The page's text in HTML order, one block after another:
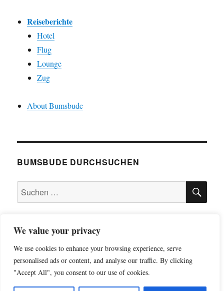
We value your privacy
We use cookies to enhance your browsing experience, serve
personalised ads or content, and analyse our traffic. By clicking
"Accept All", you consent to our use of cookies.
Reiseberichte
Hotel
Flug
Lounge
Zug
About Bumsbude
BUMSBUDE DURCHSUCHEN
Suche
nach:
impressum
datenschutzerklärung